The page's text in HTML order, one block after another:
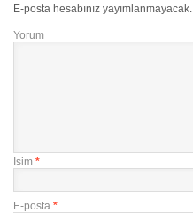
E-posta hesabınız yayımlanmayacak.
Yorum
İsim *
E-posta *